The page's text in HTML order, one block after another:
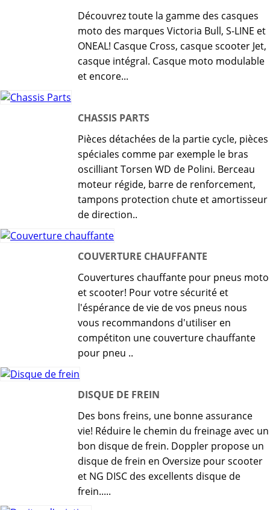
Découvrez toute la gamme des casques
moto des marques Victoria Bull, S-LINE et
ONEAL! Casque Cross, casque scooter Jet,
casque intégral. Casque moto modulable
et encore...
CHASSIS PARTS
Pièces détachées de la partie cycle, pièces
spéciales comme par exemple le bras
oscilliant Torsen WD de Polini. Berceau
moteur régide, barre de renforcement,
tampons protection chute et amortisseur
de direction..
COUVERTURE CHAUFFANTE
Couvertures chauffante pour pneus moto
et scooter! Pour votre sécurité et
l'éspérance de vie de vos pneus nous
vous recommandons d'utiliser en
compétiton une couverture chauffante
pour pneu ..
DISQUE DE FREIN
Des bons freins, une bonne assurance
vie! Réduire le chemin du freinage avec un
bon disque de frein. Doppler propose un
disque de frein en Oversize pour scooter
et NG DISC des excellents disque de
frein.....